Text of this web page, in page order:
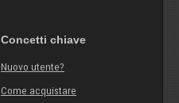
Concetti chiave
Nuovo utente?
Come acquistare